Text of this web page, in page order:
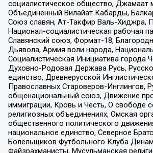
социалистическое общество, Джамаат
Объединенный Вилайат Кабарды,
Союз славян, Ат-Такфир Валь-Хиджра,
Национал-социалистическая рабочая
Славянский союз, Формат-18,
Дьявола, Армия воли народа,
Социалистическая Инициатива города
Духовно-Родовая Держава Русь,
единство, Древнерусской
Православных Староверов-Инглингов,
общенациональный союз, Движение
иммиграции, Кровь и Честь, О свободе
религиозных объединениях, Омская
общественного политического
национальное единство, Северное
Болельщиков Футбольного Клуба
Файзрахманисты, Мусульманская